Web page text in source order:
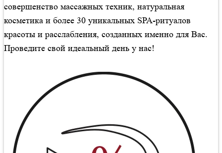
совершенство массажных техник, натуральная
косметика и более 30 уникальных SPA-ритуалов
красоты и расслабления, созданных именно для Вас.
Проведите свой идеальный день у нас!